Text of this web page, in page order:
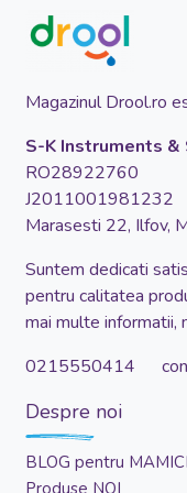
Magazinul Drool.ro
S-K Instruments &
RO28922760
J2011001981232
Marasesti 22, Ilfov,
Suntem dedicati
pentru calitatea
mai multe informatii,
0215550414
Despre noi
BLOG pentru MAMICI
Produse NOI